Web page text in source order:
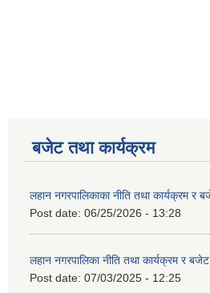
बजेट तथा कार्यक्रम
लहान नगरपालिकाका नीति तथा कार्यक्रम
Post date: 06/25/2026 - 13:28
लहान नगरपालिका नीति तथा कार्यक्रम र
Post date: 07/03/2025 - 12:25